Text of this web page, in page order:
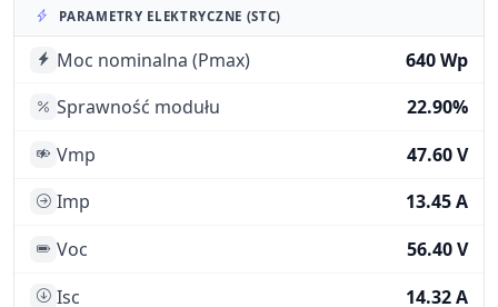
PARAMETRY ELEKTRYCZNE (STC)
Moc nominalna (Pmax)
640 Wp
Sprawność modułu
22.90%
Vmp
47.60 V
Imp
13.45 A
Voc
56.40 V
Isc
14.32 A